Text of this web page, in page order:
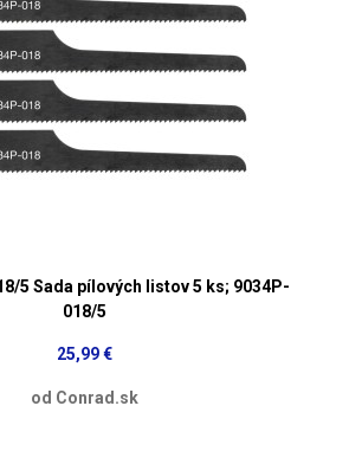
5 Sada pílových listov 5 ks; 9034P-
018/5
25,99 €
od Conrad.sk